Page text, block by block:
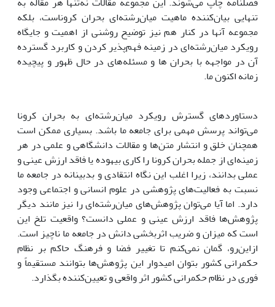
تنهایی بیان‌کننده ماهیت میان‌رشته‌ای بحران کروناست، بلکه
مجموعه آنها در کنار هم نیز توضیح روشنی از اهمیت و جایگاه
رویکرد میان‌رشته‌ای در زمینه فهم‌پذیر کردن و کاربرد گسترده
آن در مواجهه با بحران ها و مسئله‌های در حال ظهور و پیچیده
زمانه اکنون ما.
دستاوردهای گسترش رویکرد میان‌رشته‌ای به بحران کرونا
می‌تواند پرسش مهمی برای جامعه ما باشد. بسیاری ممکن است
همچنان خلق و انتشار متن‌ها و مقالات دانشگاهی و علمی در هر
زمینه‌ای از جمله بحران کرونا را کاری بیهوده یا فاقد ارزش عینی و
عملی بدانند، زیرا اغلب این نگاه انتقادی و بدبینانه در جامعه ما
نسبت به فعالیت‌های پژوهشی در علوم انسانی و اجتماعی وجود
دارد. اما آیا می‌توان پژوهش‌های میان‌رشته‌ای را نیز مانند دیگر
پژوهش‌ها فاقد ارزش عینی و عملی دانست؟ واقعیت تلخ این
است که میزان و ضریب اثربخشی دانش در جامعه ما ناچیز است.
از‌این‌رو، گمان نمی‌کنم تا تغییر فضا و فرهنگ حاکم بر نظام
حکمرانی کشور بتوان امیدوار این پژوهش‌ها بتوانند مستقیماً و
فوری در نظام حکمرانی کشور اثر واقعی و تعیین‌کننده بگذارد.